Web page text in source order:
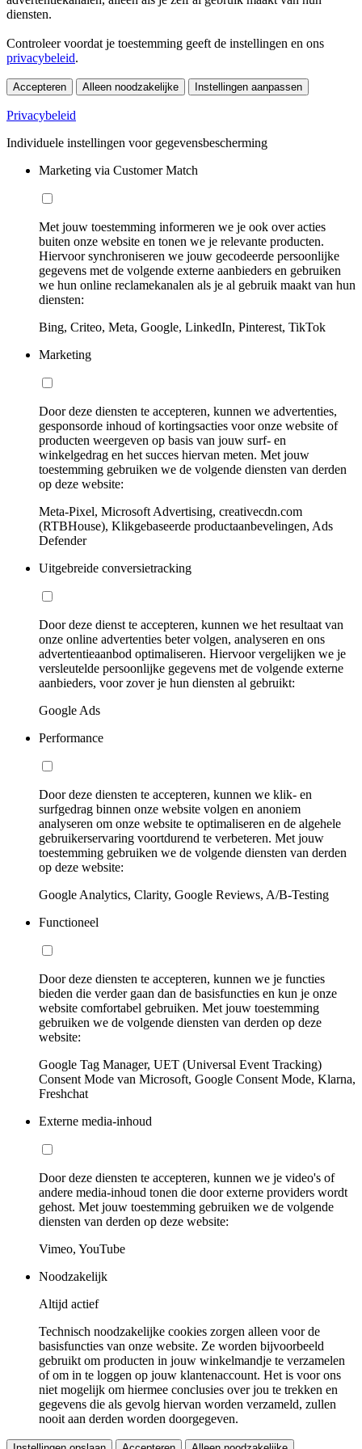
diensten.
Controleer voordat je toestemming geeft de instellingen en ons
privacybeleid.
Accepteren Alleen noodzakelijke Instellingen aanpassen
Privacybeleid
Individuele instellingen voor gegevensbescherming
Marketing via Customer Match
Met jouw toestemming informeren we je ook over acties
buiten onze website en tonen we je relevante producten.
Hiervoor synchroniseren we jouw gecodeerde persoonlijke
gegevens met de volgende externe aanbieders en gebruiken
we hun online reclamekanalen als je al gebruik maakt van hun
diensten:
Bing, Criteo, Meta, Google, LinkedIn, Pinterest, TikTok
Marketing
Door deze diensten te accepteren, kunnen we advertenties,
gesponsorde inhoud of kortingsacties voor onze website of
producten weergeven op basis van jouw surf- en
winkelgedrag en het succes hiervan meten. Met jouw
toestemming gebruiken we de volgende diensten van derden
op deze website:
Meta-Pixel, Microsoft Advertising, creativecdn.com
(RTBHouse), Klikgebaseerde productaanbevelingen, Ads
Defender
Uitgebreide conversietracking
Door deze dienst te accepteren, kunnen we het resultaat van
onze online advertenties beter volgen, analyseren en ons
advertentieaanbod optimaliseren. Hiervoor vergelijken we je
versleutelde persoonlijke gegevens met de volgende externe
aanbieders, voor zover je hun diensten al gebruikt:
Google Ads
Performance
Door deze diensten te accepteren, kunnen we klik- en
surfgedrag binnen onze website volgen en anoniem
analyseren om onze website te optimaliseren en de algehele
gebruikerservaring voortdurend te verbeteren. Met jouw
toestemming gebruiken we de volgende diensten van derden
op deze website:
Google Analytics, Clarity, Google Reviews, A/B-Testing
Functioneel
Door deze diensten te accepteren, kunnen we je functies
bieden die verder gaan dan de basisfuncties en kun je onze
website comfortabel gebruiken. Met jouw toestemming
gebruiken we de volgende diensten van derden op deze
website:
Google Tag Manager, UET (Universal Event Tracking)
Consent Mode van Microsoft, Google Consent Mode, Klarna,
Freshchat
Externe media-inhoud
Door deze diensten te accepteren, kunnen we je video's of
andere media-inhoud tonen die door externe providers wordt
gehost. Met jouw toestemming gebruiken we de volgende
diensten van derden op deze website:
Vimeo, YouTube
Noodzakelijk
Altijd actief
Technisch noodzakelijke cookies zorgen alleen voor de
basisfuncties van onze website. Ze worden bijvoorbeeld
gebruikt om producten in jouw winkelmandje te verzamelen
of om in te loggen op jouw klantenaccount. Het is voor ons
niet mogelijk om hiermee conclusies over jou te trekken en
gegevens die als gevolg hiervan worden verzameld, zullen
nooit aan derden worden doorgegeven.